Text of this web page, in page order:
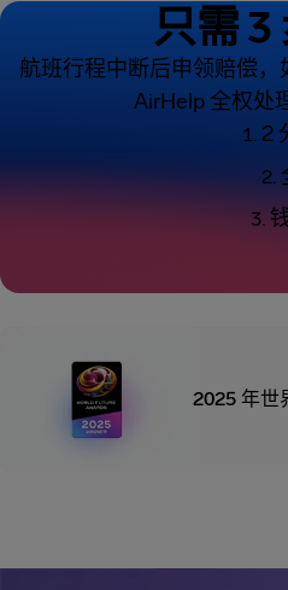
只需 3
航班行程中断后申领赔偿
AirHelp 全权处
2
2025 年世